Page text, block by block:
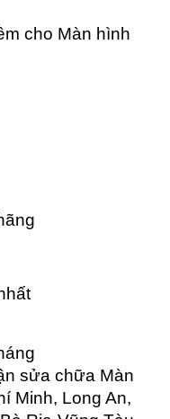
cho Màn hình
sửa chữa Màn
Minh, Long An,